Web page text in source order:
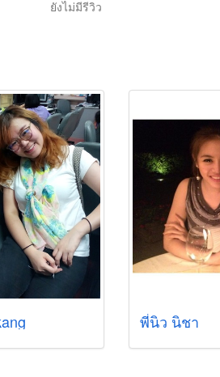
ยังไม่มีรีวิว
พี่นิว นิชา